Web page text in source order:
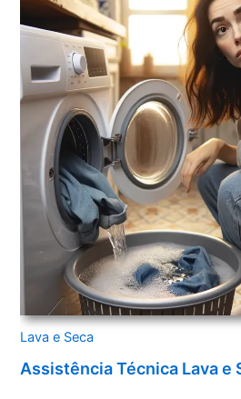
Lava e Seca
Assistência Técnica Lava e